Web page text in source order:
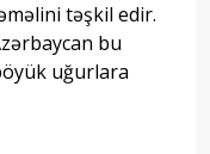
təşkil edir.
bu
uğurlara